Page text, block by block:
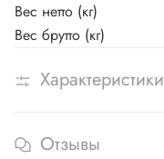
Вес нетто (кг)
Вес брутто (кг)
Характеристики
Отзывы